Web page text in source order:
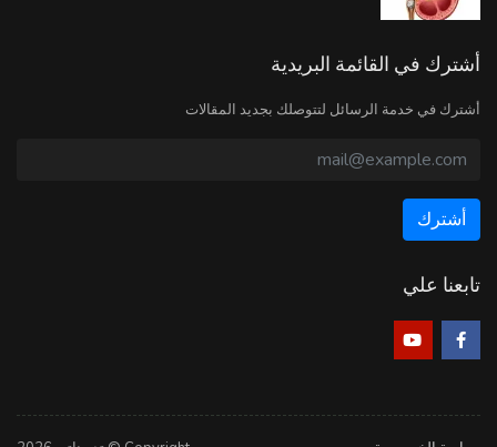
أشترك في القائمة البريدية
أشترك في خدمة الرسائل لتتوصلك بجديد المقالات
تابعنا علي